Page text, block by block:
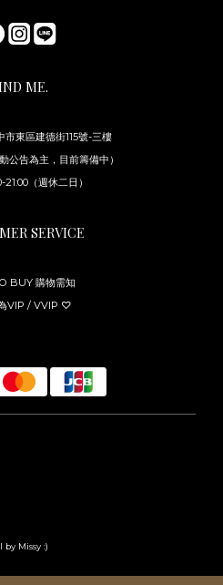
ME.
東區建德街115號-三樓
公告為主，目前籌備中）
（週休二日）
SERVICE
BUY 購物需知
VIP / VVIP ♡
by Missy :)